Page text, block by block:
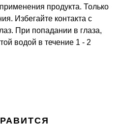
продукта. Только
Избегайте контакта с
При попадании в глаза,
водой в течение 1 - 2